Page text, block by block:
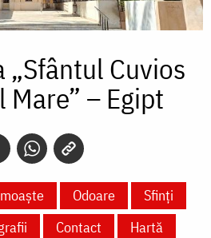
„Sfântul Cuvios
Mare” – Egipt
Odoare
Sfinți
Contact Hartă